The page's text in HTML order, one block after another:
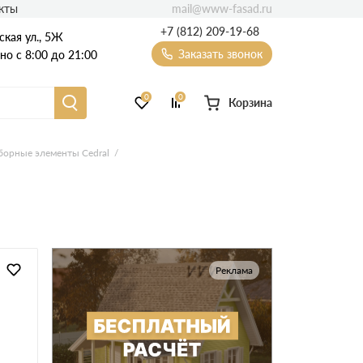
ул., 5Ж
с 8:00 до 21:00
+7 (812) 209-19-68
Заказать звонок
Фиброцементный сайдинг
0 0 Корзина
mail@www-fasad.ru
элементы Cedral
Реклама